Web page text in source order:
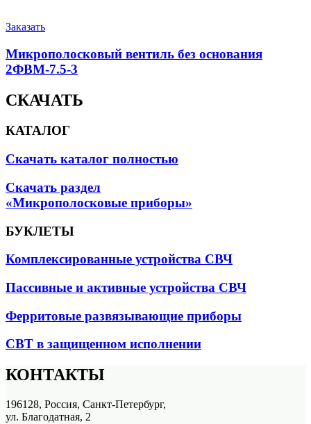
Заказать
Микрополосковый вентиль без основания
2ФВМ-7.5-3
СКАЧАТЬ
КАТАЛОГ
Скачать каталог полностью
Скачать раздел
«Микрополосковые приборы»
БУКЛЕТЫ
Комплексированные устройства СВЧ
Пассивные и активные устройства СВЧ
Ферритовые развязывающие приборы
СВТ в защищенном исполнении
КОНТАКТЫ
196128, Россия, Санкт-Петербург,
ул. Благодатная, 2